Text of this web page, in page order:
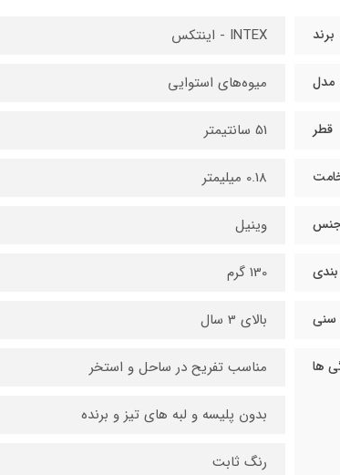
برند INTEX - اینتکس
مدل میوه‌های استوایی
قطر 51 سانتیمتر
0.18 میلیمتر
وینیل
130 گرم
سنی بالای 3 سال
ها مناسب تفریح ​​در ساحل و استخر
بدون پلیسه و لبه های تیز و برنده
رنگ ثابت